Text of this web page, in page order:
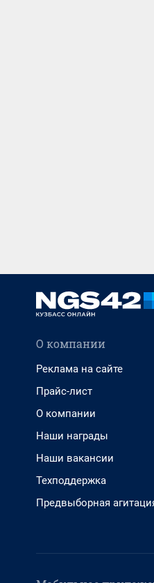
О компании
Реклама на сайте
Прайс-лист
О компании
Наши награды
Наши вакансии
Техподдержка
Предвыборная